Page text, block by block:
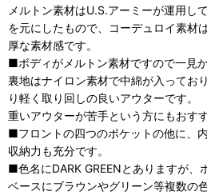
メルトン素材はU.S.アーミーが運用し
を元にしたもので、コーデュロイ素材
厚な素材感です。
■ボディがメルトン素材ですので一見
裏地はナイロン素材で中綿が入ってお
り軽く取り回しの良いアウターです。
重いアウターが苦手という方にもおすす
■フロントの四つのポケットの他に、
収納力も充分です。
■色名にDARK GREENとありますが、
ベースにブラウンやグリーン等複数の